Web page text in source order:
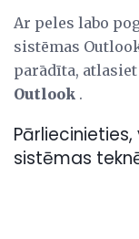
Ar peles labo
sistēmas
parādīta,
Outlook .
sistēmas